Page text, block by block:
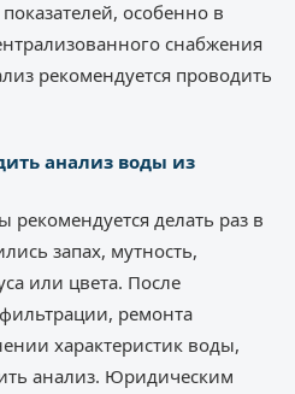
особенно в
снабжения
рекомендуется проводить
анализ воды из
делать раз в
запах, мутность,
или цвета. После
ремонта
характеристик воды,
анализ. Юридическим